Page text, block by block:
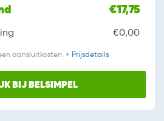
€17,75
€0,00
aansluitkosten. + Prijsdetails
BIJ BELSIMPEL